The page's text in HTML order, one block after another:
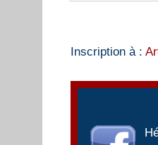
Inscription à :